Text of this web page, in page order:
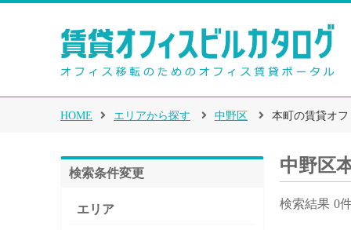
HOME エリアから探す 中野区 本町の賃貸オ
検索条件変更
エリア
中野区
検索結果 0